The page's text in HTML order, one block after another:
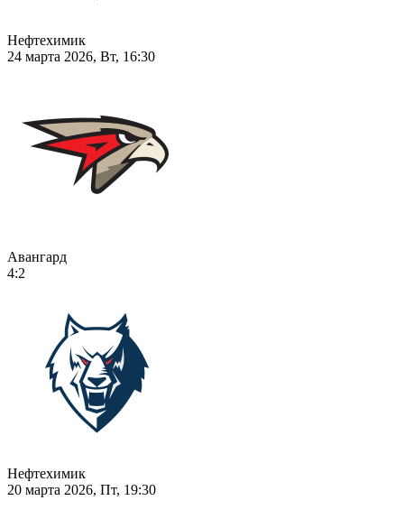
Нефтехимик
24 марта 2026, Вт, 16:30
Авангард
4:2
Нефтехимик
20 марта 2026, Пт, 19:30